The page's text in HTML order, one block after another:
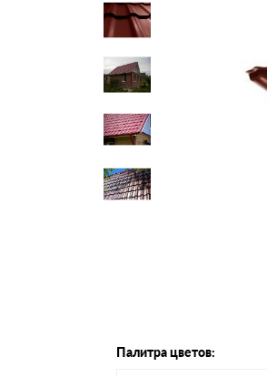
Шифер
Палитра цветов: